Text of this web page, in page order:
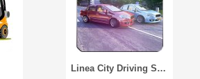
Linea City Driving Simulation